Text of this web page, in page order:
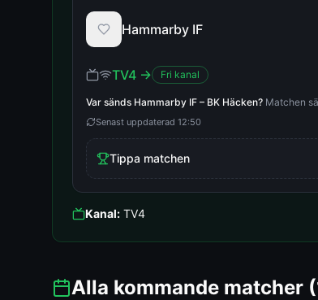
Hammarby IF
TV4 → Fri kanal
Var sänds Hammarby IF – BK Häcken? Matchen
Senast uppdaterad 12:50
Tippa matchen
Kanal: TV4
Alla kommande matcher